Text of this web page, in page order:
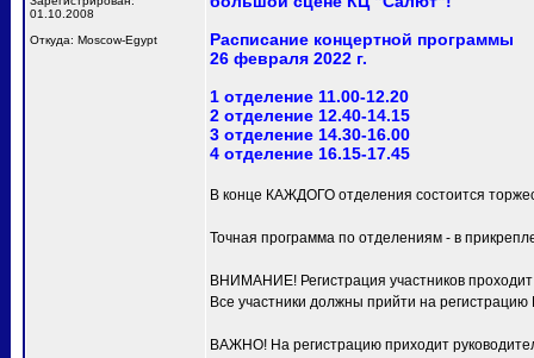
01.10.2008
Откуда: Moscow-Egypt
Расписание концертной программы
26 февраля 2022 г.
1 отделение 11.00-12.20
2 отделение 12.40-14.15
3 отделение 14.30-16.00
4 отделение 16.15-17.45
В конце КАЖДОГО отделения состоится
Точная программа по отделениям - в
ВНИМАНИЕ! Регистрация участников
Все участники должны прийти на
ВАЖНО! На регистрацию приходит